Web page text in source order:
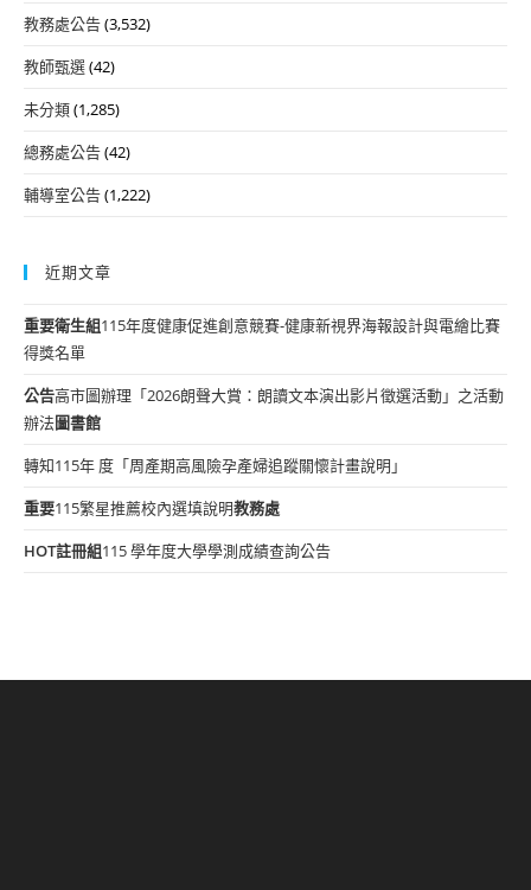
教務處公告(3,532)
教師甄選(42)
未分類(1,285)
總務處公告(42)
輔導室公告(1,222)
近期文章
重要衛生組115年度健康促進創意競賽-健康新視界海報設計與電繪比賽
得獎名單
公告高市圖辦理「2026朗聲大賞：朗讀文本演出影片徵選活動」之活動
辦法圖書館
轉知115年 度「周產期高風險孕產婦追蹤關懷計畫說明」
重要115繁星推薦校內選填說明教務處
HOT註冊組115 學年度大學學測成績查詢公告